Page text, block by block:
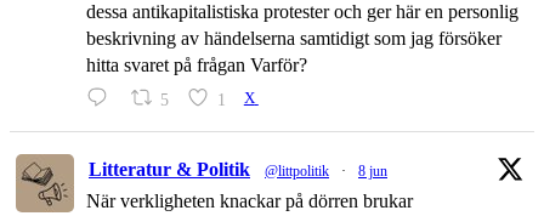
dessa antikapitalistiska protester och ger här en personlig
beskrivning av händelserna samtidigt som jag försöker
hitta svaret på frågan Varför?
5 1 X
Litteratur & Politik @littpolitik · 8 jun
När verkligheten knackar på dörren brukar